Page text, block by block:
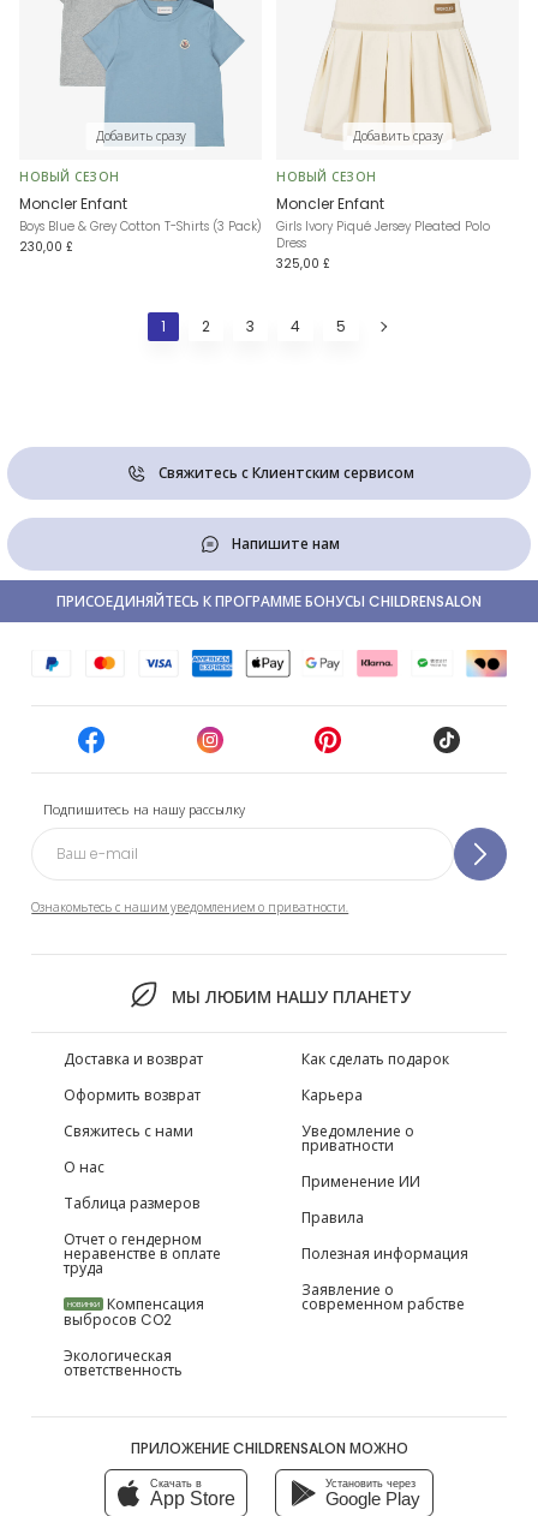
Добавить сразу
НОВЫЙ СЕЗОН
Moncler Enfant
Boys Blue & Grey Cotton T-Shirts (3 Pack)
230,00 £
Добавить сразу
НОВЫЙ СЕЗОН
Moncler Enfant
Girls Ivory Piqué Jersey Pleated Polo
Dress
325,00 £
1 2 3 4 5
Свяжитесь с Клиентским сервисом
Напишите нам
Подпишитесь на нашу рассылку
Ознакомьтесь с нашим уведомлением о приватности.
МЫ ЛЮБИМ НАШУ ПЛАНЕТУ
ПРИСОЕДИНЯЙТЕСЬ К ПРОГРАММЕ БОНУСЫ CHILDRENSALON
Доставка и возврат
Оформить возврат
Свяжитесь с нами
О нас
Таблица размеров
Отчет о гендерном
неравенстве в оплате
труда
НОВИНКИ Компенсация
выбросов CO2
Экологическая
ответственность
Как сделать подарок
Карьера
Уведомление о
приватности
Применение ИИ
Правила
Полезная информация
Заявление о
современном рабстве
ПРИЛОЖЕНИЕ CHILDRENSALON МОЖНО
Скачать в
App Store
Установить через
Google Play